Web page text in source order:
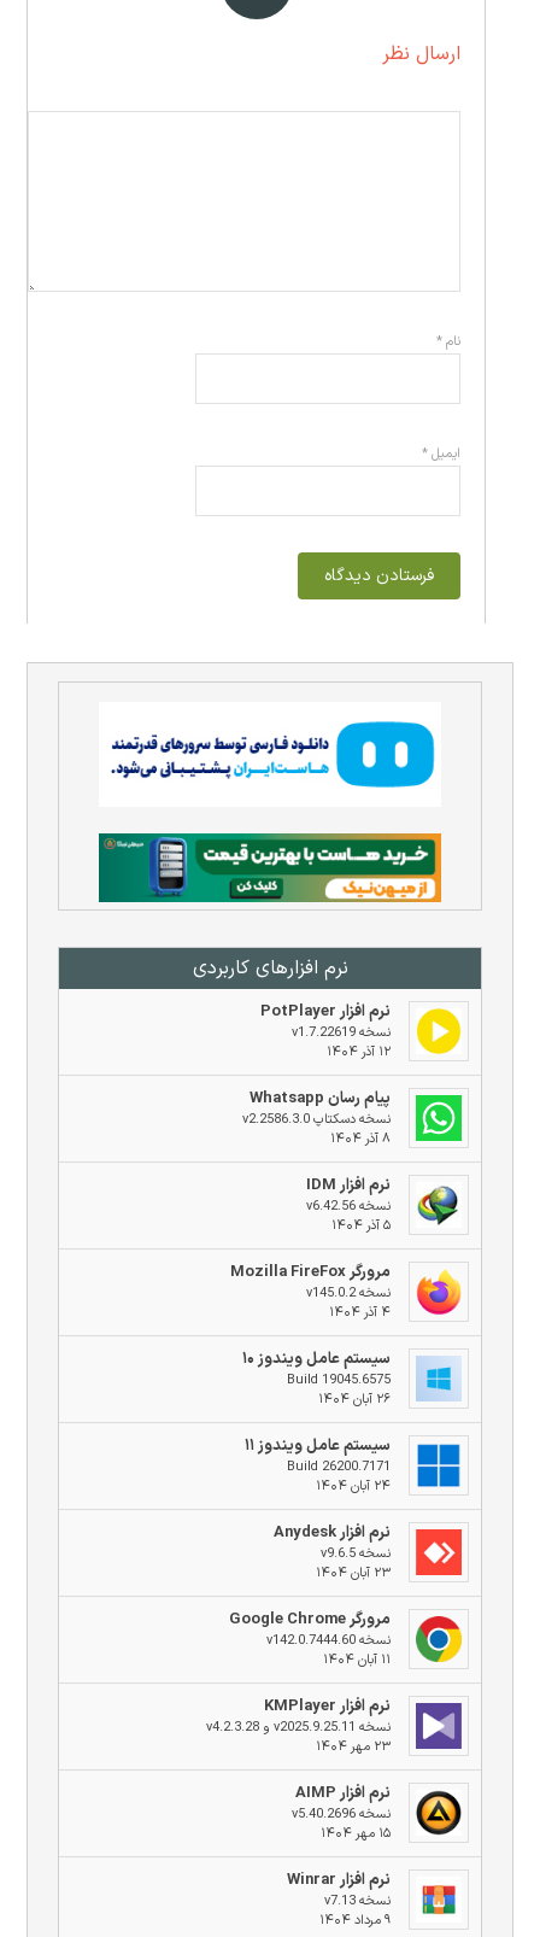
نرم افزار‌های کاربردی
نرم افزار PotPlayer
نسخه v1.7.22619
۱۲ آذر ۱۴۰۴
پیام رسان Whatsapp
نسخه دسکتاپ v2.2586.3.0
۸ آذر ۱۴۰۴
نرم افزار IDM
نسخه v6.42.56
۵ آذر ۱۴۰۴
مرورگر Mozilla FireFox
نسخه v145.0.2
۴ آذر ۱۴۰۴
سیستم عامل ویندوز ۱۰
Build 19045.6575
۲۶ آبان ۱۴۰۴
سیستم عامل ویندوز ۱۱
Build 26200.7171
۲۴ آبان ۱۴۰۴
نرم افزار Anydesk
نسخه v9.6.5
۲۳ آبان ۱۴۰۴
مرورگر Google Chrome
نسخه v142.0.7444.60
۱۱ آبان ۱۴۰۴
نرم افزار KMPlayer
نسخه v2025.9.25.11 و v4.2.3.28
۲۳ مهر ۱۴۰۴
نرم افزار AIMP
نسخه v5.40.2696
۱۵ مهر ۱۴۰۴
نرم افزار Winrar
نسخه v7.13
۹ مرداد ۱۴۰۴
ارسال نظر
نام*
ایمیل*